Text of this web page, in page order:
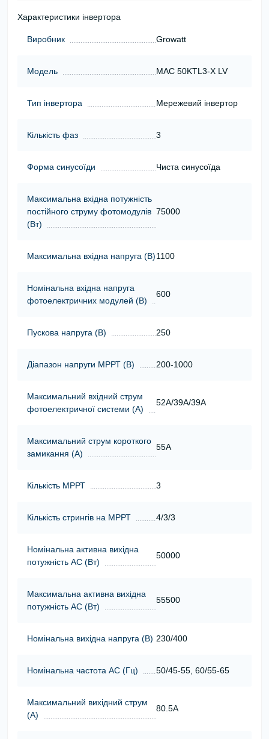
Характеристики інвертора
Виробник Growatt
Модель MAC 50KTL3-X LV
Тип інвертора Мережевий інвертор
Кількість фаз 3
Форма синусоїди Чиста синусоїда
Максимальна вхідна потужність
постійного струму фотомодулів
(Вт)
75000
Максимальна вхідна напруга (В)1100
Номінальна вхідна напруга
фотоелектричних модулей (В)
600
Пускова напруга (В) 250
Діапазон напруги МРРТ (В) 200-1000
Максимальний вхідний струм
фотоелектричної системи (А)
52A/39A/39A
Максимальний струм короткого
замикання (А)
55A
Кількість МРРТ 3
Кількість стрингів на МРРТ 4/3/3
Номінальна активна вихідна
потужність АС (Вт)
50000
Максимальна активна вихідна
потужність АС (Вт)
55500
Номінальна вихідна напруга (В) 230/400
Номінальна частота АС (Гц) 50/45-55, 60/55-65
Максимальний вихідний струм
(А)
80.5A